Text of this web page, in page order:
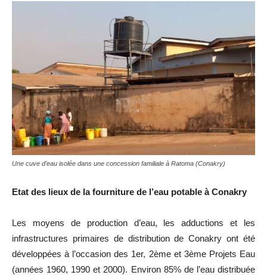
Une cuve d’eau isolée dans une concession familiale à Ratoma (Conakry)
Etat des lieux de la fourniture de l’eau potable à Conakry
Les moyens de production d’eau, les adductions et les
infrastructures primaires de distribution de Conakry ont été
développées à l’occasion des 1er, 2ème et 3ème Projets Eau
(années 1960, 1990 et 2000). Environ 85% de l’eau distribuée